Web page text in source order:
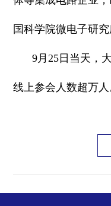
国科学院微电子研究
9月25日当天，
线上参会人数超万人